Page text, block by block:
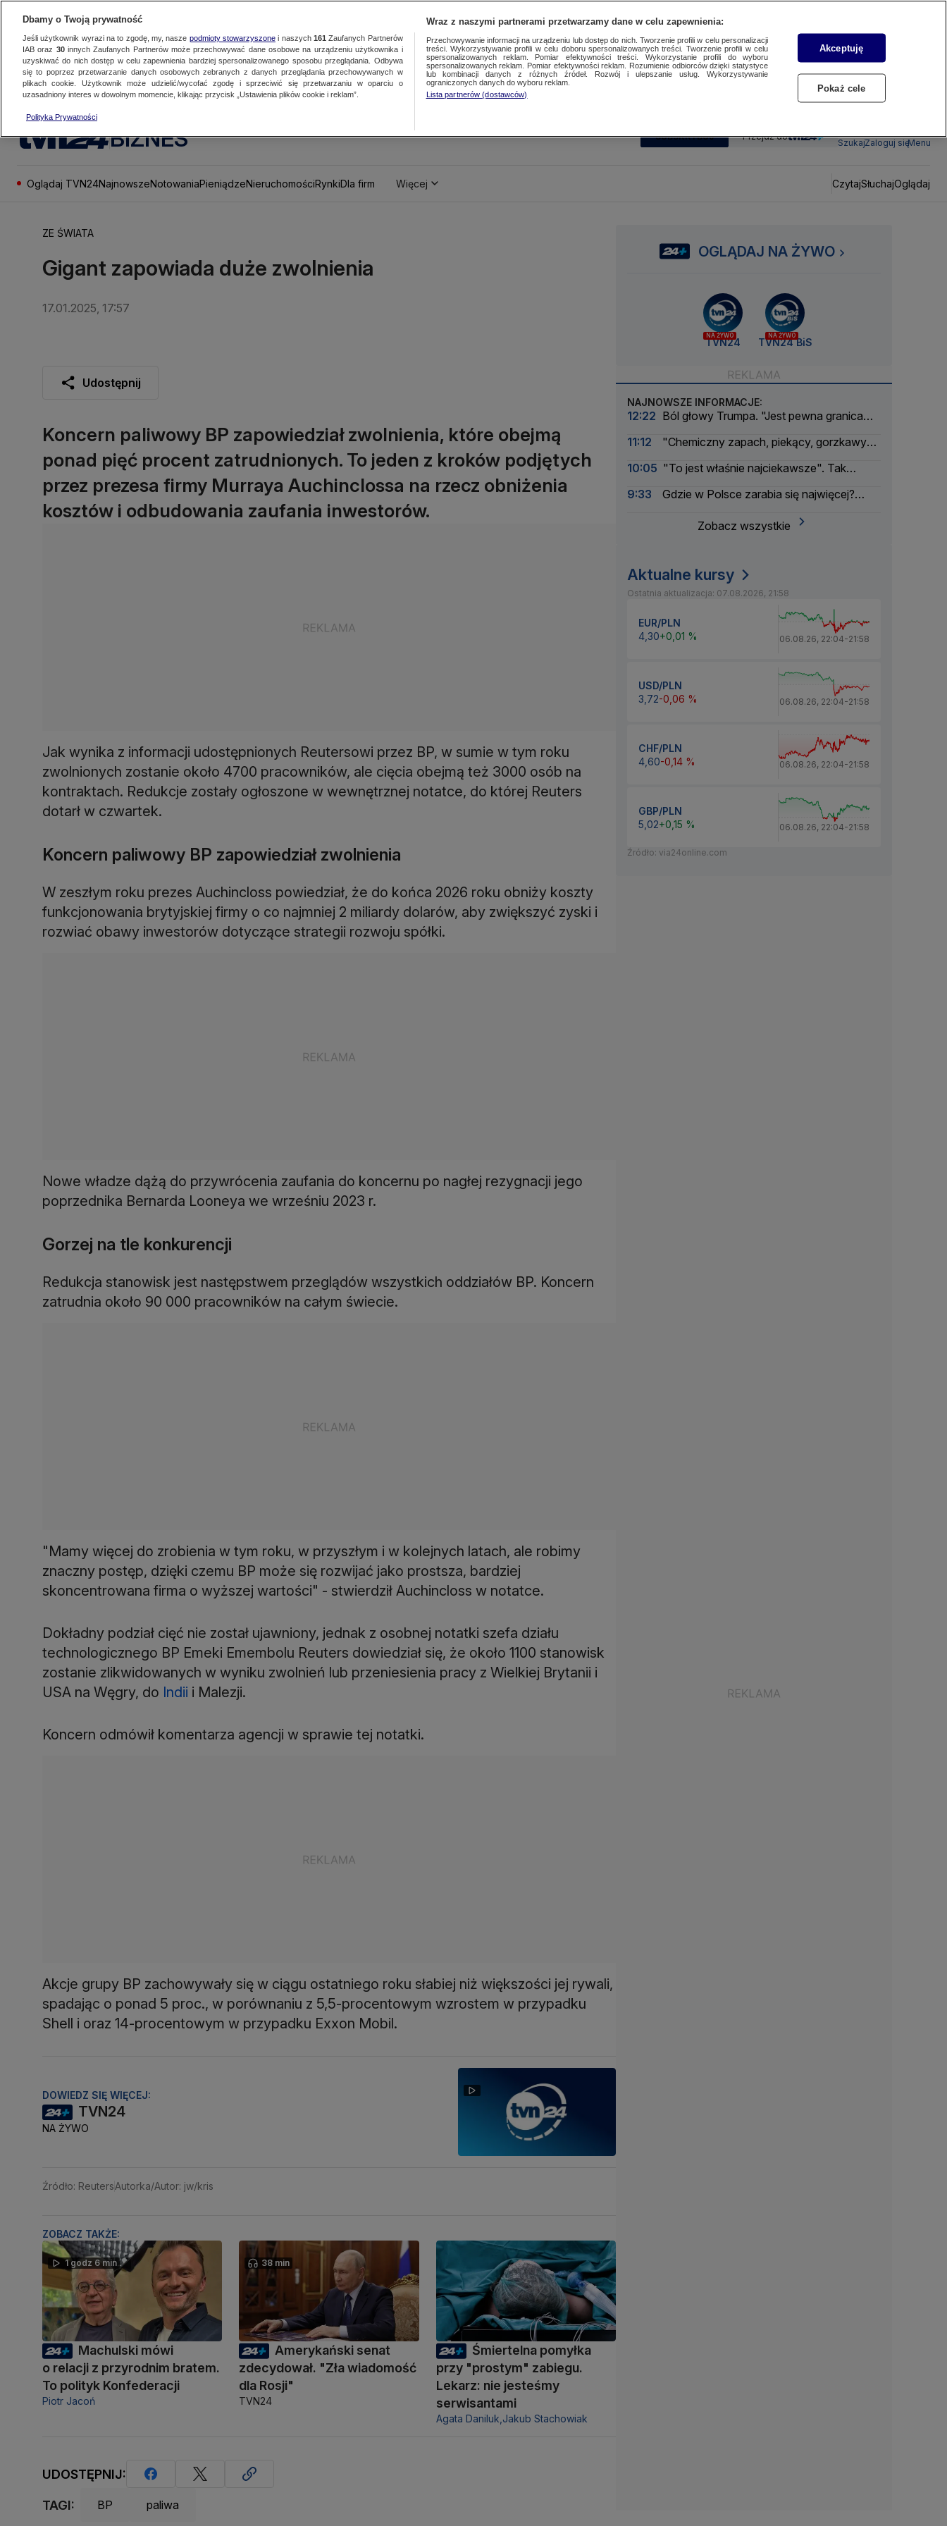
BIZNES SUBSKRYBUJ Przejdź do
SzukajZaloguj sięMenu
Oglądaj TVN24NajnowszeNotowaniaPieniądzeNieruchomościRynkiDla firm Więcej CzytajSłuchajOglądaj
ZE ŚWIATA
Gigant zapowiada duże zwolnienia
17.01.2025, 17:57
Udostępnij
Koncern paliwowy BP zapowiedział zwolnienia, które obejmą
ponad pięć procent zatrudnionych. To jeden z kroków podjętych
przez prezesa firmy Murraya Auchinclossa na rzecz obniżenia
kosztów i odbudowania zaufania inwestorów.
Jak wynika z informacji udostępnionych Reutersowi przez BP, w sumie w tym roku
zwolnionych zostanie około 4700 pracowników, ale cięcia obejmą też 3000 osób na
kontraktach. Redukcje zostały ogłoszone w wewnętrznej notatce, do której Reuters
dotarł w czwartek.
Koncern paliwowy BP zapowiedział zwolnienia
W zeszłym roku prezes Auchincloss powiedział, że do końca 2026 roku obniży koszty
funkcjonowania brytyjskiej firmy o co najmniej 2 miliardy dolarów, aby zwiększyć zyski i
rozwiać obawy inwestorów dotyczące strategii rozwoju spółki.
Nowe władze dążą do przywrócenia zaufania do koncernu po nagłej rezygnacji jego
poprzednika Bernarda Looneya we wrześniu 2023 r.
Gorzej na tle konkurencji
Redukcja stanowisk jest następstwem przeglądów wszystkich oddziałów BP. Koncern
zatrudnia około 90 000 pracowników na całym świecie.
"Mamy więcej do zrobienia w tym roku, w przyszłym i w kolejnych latach, ale robimy
znaczny postęp, dzięki czemu BP może się rozwijać jako prostsza, bardziej
skoncentrowana firma o wyższej wartości" - stwierdził Auchincloss w notatce.
Dokładny podział cięć nie został ujawniony, jednak z osobnej notatki szefa działu
technologicznego BP Emeki Emembolu Reuters dowiedział się, że około 1100 stanowisk
zostanie zlikwidowanych w wyniku zwolnień lub przeniesienia pracy z Wielkiej Brytanii i
USA na Węgry, do Indii i Malezji.
Koncern odmówił komentarza agencji w sprawie tej notatki.
Akcje grupy BP zachowywały się w ciągu ostatniego roku słabiej niż większości jej rywali,
spadając o ponad 5 proc., w porównaniu z 5,5-procentowym wzrostem w przypadku
Shell i oraz 14-procentowym w przypadku Exxon Mobil.
DOWIEDZ SIĘ WIĘCEJ:
TVN24
NA ŻYWO
Źródło: ReutersAutorka/Autor: jw/kris
ZOBACZ TAKŻE:
1 godz 6 min
Machulski mówi
o relacji z przyrodnim bratem.
To polityk Konfederacji
Piotr Jacoń
38 min
Amerykański senat
zdecydował. "Zła wiadomość
dla Rosji"
TVN24
Śmiertelna pomyłka
przy "prostym" zabiegu.
Lekarz: nie jesteśmy
serwisantami
Agata Daniluk, Jakub Stachowiak
UDOSTĘPNIJ:
TAGI: BP paliwa
OGLĄDAJ NA ŻYWO
NA ŻYWO
TVN24
NA ŻYWO
TVN24 BiS
NAJNOWSZE INFORMACJE:
12:22 Ból głowy Trumpa. "Jest pewna granica
11:12
"Chemiczny zapach, piekący, gorzkawy
10:05 "To jest właśnie najciekawsze". Tak
9:33
Gdzie w Polsce zarabia się najwięcej?
Zobacz wszystkie
Aktualne kursy
Ostatnia aktualizacja: 07.08.2026, 21:58
EUR/PLN
4,30+0,01 % 06.08.26, 22:04-21:58
USD/PLN
3,72-0,06 % 06.08.26, 22:04-21:58
CHF/PLN
4,60-0,14 % 06.08.26, 22:04-21:58
GBP/PLN
5,02+0,15 % 06.08.26, 22:04-21:58
Źródło: via24online.com
Dbamy o Twoją prywatność
Jeśli użytkownik wyrazi na to zgodę, my, nasze podmioty stowarzyszonei naszych 161 Zaufanych Partnerów
IAB oraz 30innych Zaufanych Partnerów może przechowywać dane osobowe na urządzeniu użytkownika i
uzyskiwać do nich dostęp w celu zapewnienia bardziej spersonalizowanego sposobu przeglądania. Odbywa
się to poprzez przetwarzanie danych osobowych zebranych z danych przeglądania przechowywanych w
plikach cookie. Użytkownik może udzielić/wycofać zgodę i sprzeciwić się przetwarzaniu w oparciu o
uzasadniony interes w dowolnym momencie, klikając przycisk „Ustawienia plików cookie i reklam”.
Polityka Prywatności
Wraz z naszymi partnerami przetwarzamy dane w celu zapewnienia:
Przechowywanie informacji na urządzeniu lub dostęp do nich. Tworzenie profili w celu personalizacji
treści. Wykorzystywanie profili w celu doboru spersonalizowanych treści. Tworzenie profili w celu
spersonalizowanych reklam. Pomiar efektywności treści. Wykorzystanie profili do wyboru
spersonalizowanych reklam. Pomiar efektywności reklam. Rozumienie odbiorców dzięki statystyce
lub kombinacji danych z różnych źródeł. Rozwój i ulepszanie usług. Wykorzystywanie
ograniczonych danych do wyboru reklam.
Lista partnerów (dostawców)
Akceptuję
Pokaż cele